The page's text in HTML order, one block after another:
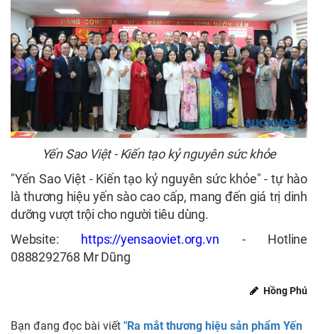
Yến Sao Việt - Kiến tạo kỷ nguyên sức khỏe
"Yến Sao Việt - Kiến tạo kỷ nguyên sức khỏe" - tự hào
là thương hiệu yến sào cao cấp, mang đến giá trị dinh
dưỡng vượt trội cho người tiêu dùng.
Website: https://yensaoviet.org.vn - Hotline
0888292768 Mr Dũng
Hồng Phú
Bạn đang đọc bài viết "Ra mắt thương hiệu sản phẩm Yến